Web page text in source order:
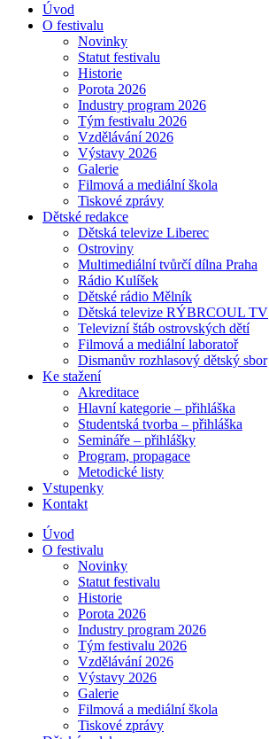
Úvod
O festivalu
Novinky
Statut festivalu
Historie
Porota 2026
Industry program 2026
Tým festivalu 2026
Vzdělávání 2026
Výstavy 2026
Galerie
Filmová a mediální škola
Tiskové zprávy
Dětské redakce
Dětská televize Liberec
Ostroviny
Multimediální tvůrčí dílna Praha
Rádio Kulíšek
Dětské rádio Mělník
Dětská televize RÝBRCOUL TV
Televizní štáb ostrovských dětí
Filmová a mediální laboratoř
Dismanův rozhlasový dětský sbor
Ke stažení
Akreditace
Hlavní kategorie – přihláška
Studentská tvorba – přihláška
Semináře – přihlášky
Program, propagace
Metodické listy
Vstupenky
Kontakt
Úvod
O festivalu
Novinky
Statut festivalu
Historie
Porota 2026
Industry program 2026
Tým festivalu 2026
Vzdělávání 2026
Výstavy 2026
Galerie
Filmová a mediální škola
Tiskové zprávy